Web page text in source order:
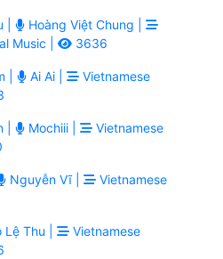
|
Hoàng Việt Chung |
Music |
3636
| Ai Ai |
Vietnamese
| Mochiii |
Vietnamese
Nguyễn Vĩ |
Vietnamese
Lệ Thu |
Vietnamese